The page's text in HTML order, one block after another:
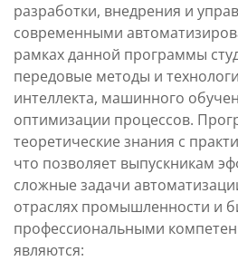
разработки, внедрения и
современными
рамках данной программы
передовые методы и
интеллекта, машинного
оптимизации процессов.
теоретические знания с
что позволяет выпускникам
сложные задачи
отраслях промышленности и
профессиональными
являются: